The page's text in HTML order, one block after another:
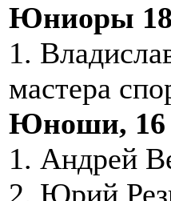
Юниоры 18
1.
мастера
Юноши, 16
1. Андрей
2. Юрий